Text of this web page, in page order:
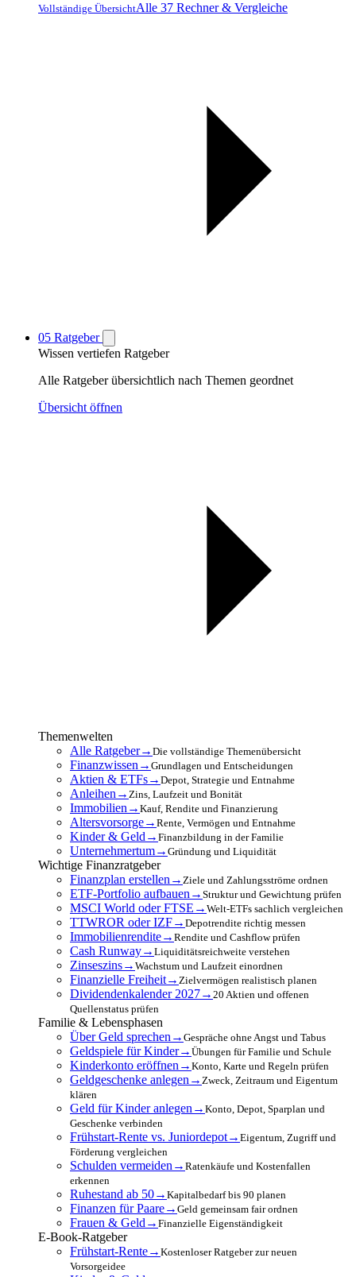
Vollständige ÜbersichtAlle 37 Rechner & Vergleiche
05 Ratgeber
Wissen vertiefen Ratgeber
Alle Ratgeber übersichtlich nach Themen geordnet
Übersicht öffnen
Themenwelten
Alle Ratgeber→ Die vollständige Themenübersicht
Finanzwissen → Grundlagen und Entscheidungen
Aktien & ETFs→ Depot, Strategie und Entnahme
Anleihen → Zins, Laufzeit und Bonität
Immobilien → Kauf, Rendite und Finanzierung
Altersvorsorge→ Rente, Vermögen und Entnahme
Kinder & Geld → Finanzbildung in der Familie
Unternehmertum→ Gründung und Liquidität
Wichtige Finanzratgeber
Finanzplan erstellen → Ziele und Zahlungsströme ordnen
ETF-Portfolio aufbauen → Struktur und Gewichtung prüfen
MSCI World oder FTSE → Welt-ETFs sachlich vergleichen
TTWROR oder IZF→ Depotrendite richtig messen
Immobilienrendite→ Rendite und Cashflow prüfen
Cash Runway→ Liquiditätsreichweite verstehen
Zinseszins→ Wachstum und Laufzeit einordnen
Finanzielle Freiheit→ Zielvermögen realistisch planen
Dividendenkalender 2027→ 20 Aktien und offenen
Quellenstatus prüfen
Familie & Lebensphasen
Über Geld sprechen → Gespräche ohne Angst und Tabus
Geldspiele für Kinder→ Übungen für Familie und Schule
Kinderkonto eröffnen → Konto, Karte und Regeln prüfen
Geldgeschenke anlegen → Zweck, Zeitraum und Eigentum
klären
Geld für Kinder anlegen → Konto, Depot, Sparplan und
Geschenke verbinden
Frühstart-Rente vs. Juniordepot→ Eigentum, Zugriff und
Förderung vergleichen
Schulden vermeiden → Ratenkäufe und Kostenfallen
erkennen
Ruhestand ab 50→ Kapitalbedarf bis 90 planen
Finanzen für Paare→ Geld gemeinsam fair ordnen
Frauen & Geld → Finanzielle Eigenständigkeit
E-Book-Ratgeber
Frühstart-Rente→ Kostenloser Ratgeber zur neuen
Vorsorgeidee